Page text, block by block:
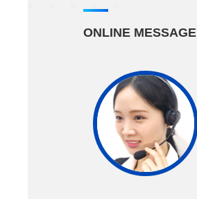
ONLINE MESSAGE